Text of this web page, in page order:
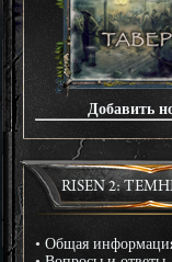
Добавить
RISEN 2:
• Общая